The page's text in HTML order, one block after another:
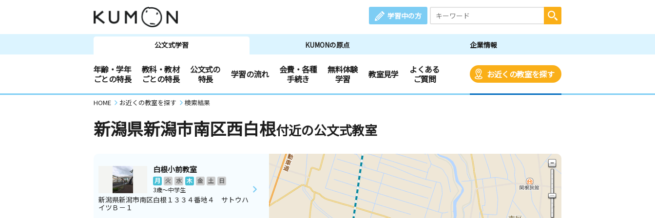
学習中の方
公文式学習 KUMONの原点 企業情報
年齢・学年
ごとの特長
教科・教材
ごとの特長
公文式の
特長
学習の流れ
会費・各種
手続き
無料体験
学習
教室見学
よくある
ご質問
お近くの教室を探す
HOME お近くの教室を探す 検索結果
新潟県新潟市南区西白根付近の公文式教室
白根小前教室
月 火 水 木 金 土
日
3歳～中学生
新潟県新潟市南区白根１３３４番地４ サトウハ
イツＢ－１